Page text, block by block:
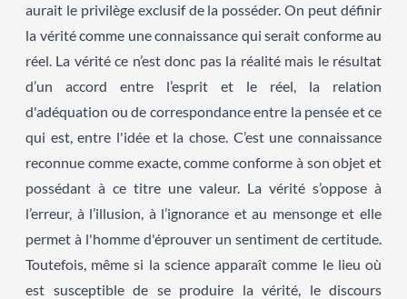
aurait le privilège exclusif de la posséder. On peut définir
la vérité comme une connaissance qui serait conforme au
réel. La vérité ce n’est donc pas la réalité mais le résultat
d’un accord entre l’esprit et le réel, la relation
d'adéquation ou de correspondance entre la pensée et ce
qui est, entre l'idée et la chose. C’est une connaissance
reconnue comme exacte, comme conforme à son objet et
possédant à ce titre une valeur. La vérité s’oppose à
l’erreur, à l’illusion, à l’ignorance et au mensonge et elle
permet à l'homme d'éprouver un sentiment de certitude.
Toutefois, même si la science apparaît comme le lieu où
est susceptible de se produire la vérité, le discours